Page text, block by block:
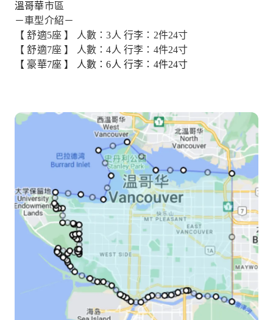
溫哥華市區
－車型介紹－
【 舒適5座 】 人數：3人 行李：2件24寸
【 舒適7座 】 人數：4人 行李：4件24寸
【 豪華7座 】 人數：6人 行李：4件24寸